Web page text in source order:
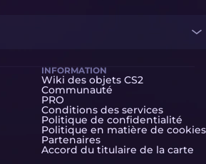
INFORMATION
Wiki des objets CS2
Communauté
PRO
Conditions des services
Politique de confidentialité
Politique en matière de cookies
Partenaires
Accord du titulaire de la carte